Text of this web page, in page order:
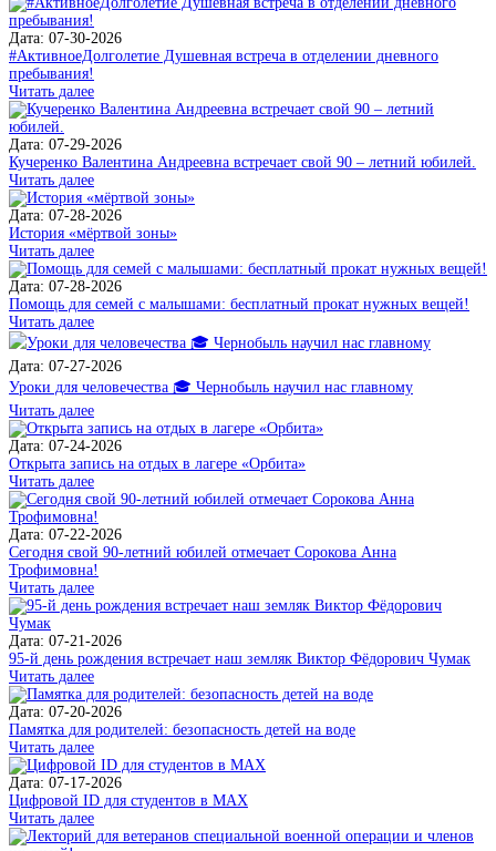
Дата: 07-30-2026
#АктивноеДолголетие Душевная встреча в отделении дневного
пребывания!
Читать далее
Дата: 07-29-2026
Кучеренко Валентина Андреевна встречает свой 90 – летний юбилей.
Читать далее
Дата: 07-28-2026
История «мёртвой зоны»
Читать далее
Дата: 07-28-2026
Помощь для семей с малышами: бесплатный прокат нужных вещей!
Читать далее
Дата: 07-27-2026
Уроки для человечества 🎓 Чернобыль научил нас главному
Читать далее
Дата: 07-24-2026
Открыта запись на отдых в лагере «Орбита»
Читать далее
Дата: 07-22-2026
Сегодня свой 90-летний юбилей отмечает Сорокова Анна
Трофимовна!
Читать далее
Дата: 07-21-2026
95-й день рождения встречает наш земляк Виктор Фёдорович Чумак
Читать далее
Дата: 07-20-2026
Памятка для родителей: безопасность детей на воде
Читать далее
Дата: 07-17-2026
Цифровой ID для студентов в MAX
Читать далее